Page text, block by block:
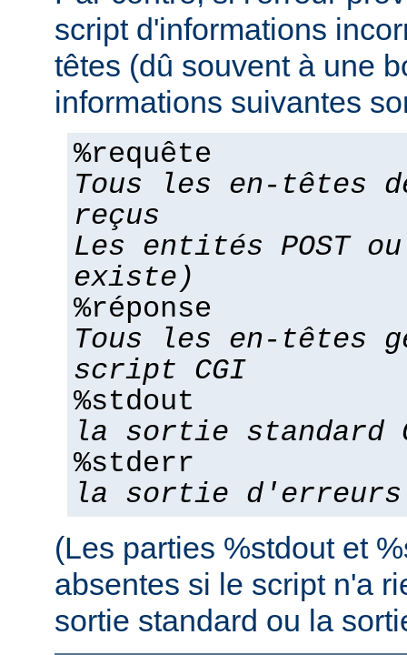
script d'informations
têtes (dû souvent à une
informations suivantes
%requête
Tous les en-têtes
reçus
Les entités POST
existe)
%réponse
Tous les en-têtes
script CGI
%stdout
la sortie standard
%stderr
la sortie d'erreurs
(Les parties %stdout et
absentes si le script n'a
sortie standard ou la